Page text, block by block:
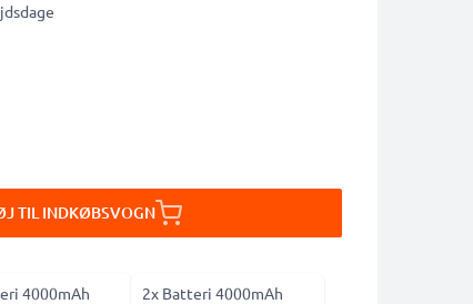
TIL INDKØBSVOGN
4000mAh 2x Batteri 4000mAh